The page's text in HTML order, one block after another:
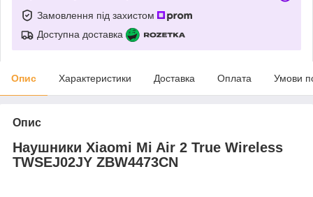
Замовлення під захистом
Доступна доставка
Опис Характеристики Доставка Оплата Умови
Опис
Наушники Xiaomi Mi Air 2 True Wireless
TWSEJ02JY ZBW4473CN